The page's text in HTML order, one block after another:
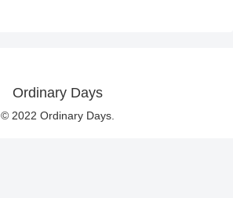
Ordinary Days
© 2022 Ordinary Days.